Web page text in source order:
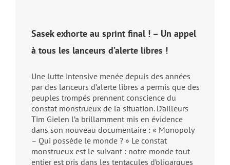
Sasek exhorte au sprint final ! – Un appel
à tous les lanceurs d’alerte libres !
Une lutte intensive menée depuis des années
par des lanceurs d’alerte libres a permis que des
peuples trompés prennent conscience du
constat monstrueux de la situation. D’ailleurs
Tim Gielen l’a brillamment mis en évidence
dans son nouveau documentaire : « Monopoly
– Qui possède le monde ? » Le constat
monstrueux est le suivant : notre monde tout
entier est pris dans les tentacules d’oligarques